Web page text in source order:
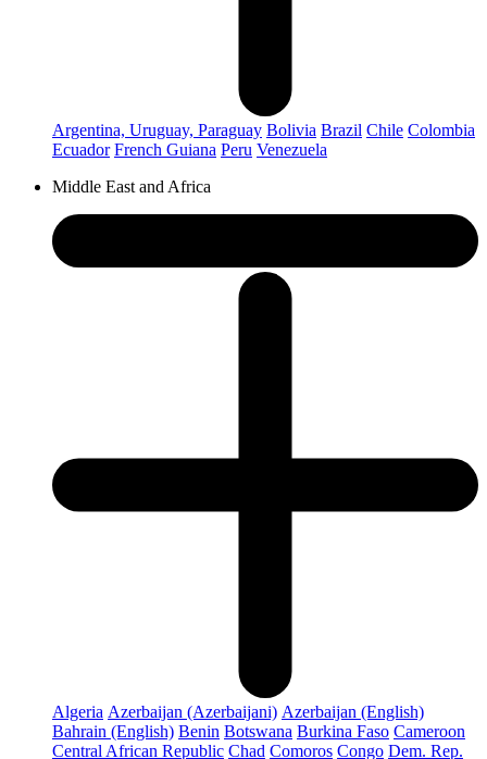
Argentina, Uruguay, Paraguay Bolivia Brazil Chile Colombia
Ecuador French Guiana Peru Venezuela
Middle East and Africa
Algeria Azerbaijan (Azerbaijani) Azerbaijan (English)
Bahrain (English) Benin Botswana Burkina Faso Cameroon
Central African Republic Chad Comoros Congo Dem. Rep.